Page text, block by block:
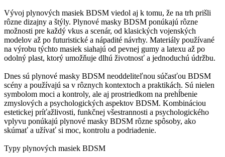
Vývoj plynových masiek BDSM viedol aj k tomu, že na trh prišli
rôzne dizajny a štýly. Plynové masky BDSM ponúkajú rôzne
možnosti pre každý vkus a scenár, od klasických vojenských
modelov až po futuristické a nápadité návrhy. Materiály používané
na výrobu týchto masiek siahajú od pevnej gumy a latexu až po
odolný plast, ktorý umožňuje dlhú životnosť a jednoduchú údržbu.
Dnes sú plynové masky BDSM neoddeliteľnou súčasťou BDSM
scény a používajú sa v rôznych kontextoch a praktikách. Sú nielen
symbolom moci a kontroly, ale aj prostriedkom na prehĺbenie
zmyslových a psychologických aspektov BDSM. Kombináciou
estetickej príťažlivosti, funkčnej všestrannosti a psychologického
vplyvu ponúkajú plynové masky BDSM rôzne spôsoby, ako
skúmať a užívať si moc, kontrolu a podriadenie.
Typy plynových masiek BDSM